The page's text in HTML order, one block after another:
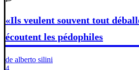
«Ils veulent souvent tout
écoutent les pédophiles
de alberto silini
4